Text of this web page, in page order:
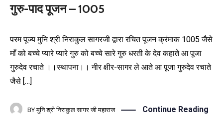
गुरु-पाद पूजन – 1005
परम पूज्य मुनि श्री निराकुल सागरजी द्वारा रचित पूजन क्रंमाक 1005 जैसे
माँ को बच्चे प्यारे प्यारे गुरु को बच्चे सारे गुरु धरती के देव कहाते आ पूजा
गुरुदेव रचाते ।।स्थापना।। नीर क्षीर-सागर ले आते आ पूजा गुरुदेव रचाते
जैसे […]
BY मुनि श्री निराकुल सागर जी महाराज Continue Reading